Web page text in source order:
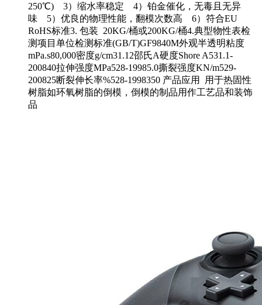
250℃) 3）缩水率稳定 4）铂金催化，无毒且无异
味 5）优良的物理性能，翻模次数高 6）符合EU
RoHS标准3. 包装 20KG/桶或200KG/桶4.典型物性表检
测项目单位检测标准(GB/T)GF9840M外观半透明粘度
mPa.s80,000密度g/cm31.12邵氏A硬度Shore A531.1-
200840拉伸强度MPa528-19985.0撕裂强度KN/m529-
200825断裂伸长率%528-1998350 产品应用 用于热固性
树脂如环氧树脂的倒模，倒模的制品用作工艺品和装饰
品